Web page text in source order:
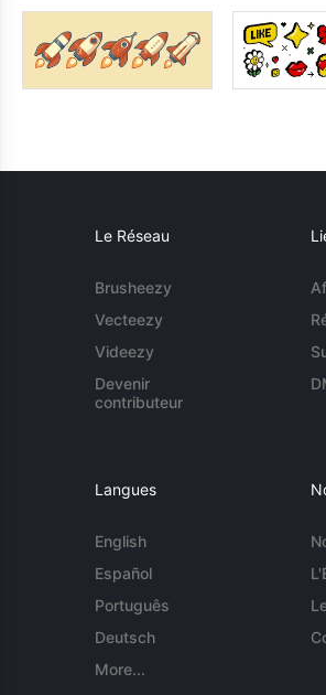
Le Réseau
Brusheezy
Vecteezy
Videezy
Devenir
contributeur
Langues
English
Español
Português
Deutsch
More...